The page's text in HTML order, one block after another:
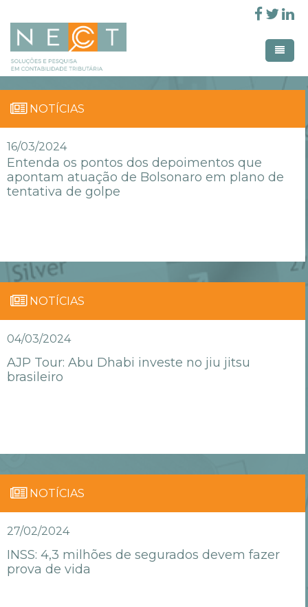
Home Creative
Home Creative Parallax
Membros
Área de atuação
Linhas de pesquisa
Produção Acadêmica
Tributação
Workshop
Entrar
NOTÍCIAS
16/03/2024
Entenda os pontos dos depoimentos que
apontam atuação de Bolsonaro em plano de
tentativa de golpe
NOTÍCIAS
04/03/2024
AJP Tour: Abu Dhabi investe no jiu jitsu
brasileiro
NOTÍCIAS
27/02/2024
INSS: 4,3 milhões de segurados devem fazer
prova de vida